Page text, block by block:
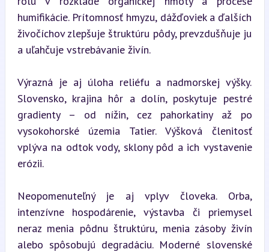
humifikácie. Prítomnosť hmyzu, dážďoviek a ďalších
živočíchov zlepšuje štruktúru pôdy, prevzdušňuje ju
a uľahčuje vstrebávanie živín.
Výrazná je aj úloha reliéfu a nadmorskej výšky.
Slovensko, krajina hôr a dolín, poskytuje pestré
gradienty – od nížin, cez pahorkatiny až po
vysokohorské územia Tatier. Výšková členitosť
vplýva na odtok vody, sklony pôd a ich vystavenie
erózii.
Neopomenuteľný je aj vplyv človeka. Orba,
intenzívne hospodárenie, výstavba či priemysel
neraz menia pôdnu štruktúru, menia zásoby živín
alebo spôsobujú degradáciu. Moderné slovenské